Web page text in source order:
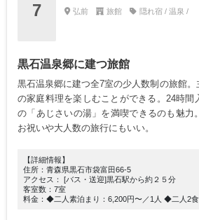
7 弘前 旅館 隠れ宿 / 温泉 /
黒石温泉郷に建つ旅館
黒石温泉郷に建つ全7室の少人数制の旅館
の家庭料理を楽しむことができる。24時間
の「あじさいの湯」を満喫できるのも魅力
お祝いや大人数の旅行にもいい。
【詳細情報】
住所：青森県黒石市袋富田66-5
アクセス： [バス・送迎]黒石駅から約２５分
客室数：7室
料金：◆二人素泊まり：6,200円〜／1人 ◆二人2食